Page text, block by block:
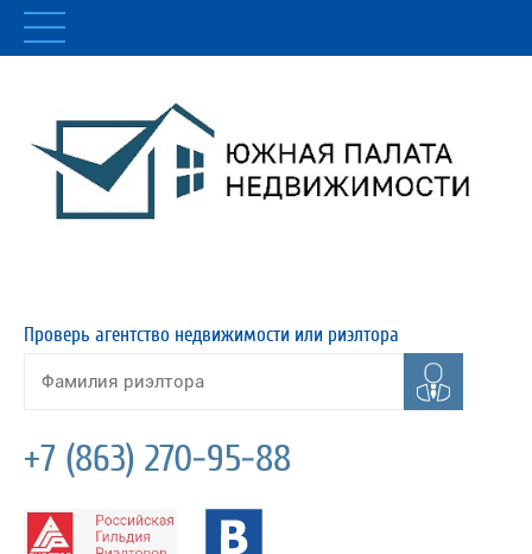
Проверь агентство недвижимости или риэлтора
+7 (863) 270-95-88